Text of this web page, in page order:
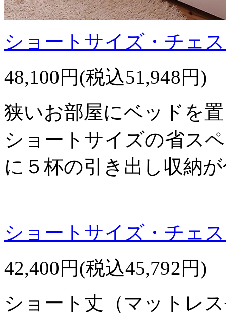
ショートサイズ・チェ
48,100円(税込51,948円)
狭いお部屋にベッドを
ショートサイズの省ス
に５杯の引き出し収納
ショートサイズ・チェ
42,400円(税込45,792円)
ショート丈（マットレ